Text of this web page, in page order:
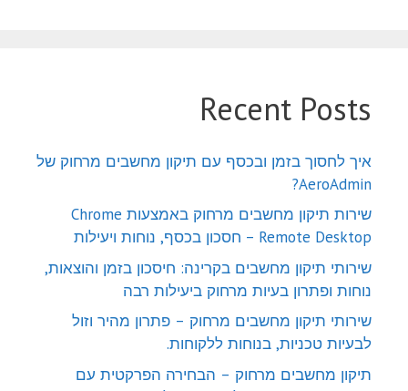
Recent Posts
איך לחסוך בזמן ובכסף עם תיקון מחשבים מרחוק של
AeroAdmin?
שירות תיקון מחשבים מרחוק באמצעות Chrome
Remote Desktop – חסכון בכסף, נוחות ויעילות
שירותי תיקון מחשבים בקרינה: חיסכון בזמן והוצאות,
נוחות ופתרון בעיות מרחוק ביעילות רבה
שירותי תיקון מחשבים מרחוק – פתרון מהיר וזול
לבעיות טכניות, בנוחות ללקוחות.
תיקון מחשבים מרחוק – הבחירה הפרקטית עם